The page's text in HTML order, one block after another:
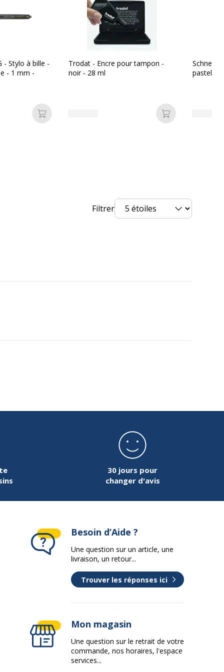
- Stylo à bille -
- 1 mm -
Ajouter au panier
Trodat - Encre pour tampon -
noir - 28 ml
Ajouter au
pastel -
Filtrer
30 jours pour
changer d'avis
Besoin d’Aide ?
Une question sur un article, une
livraison, un retour...
Trouver les réponses ici
Mon magasin
Une question sur le retrait de votre
commande, nos horaires, l'espace
services...